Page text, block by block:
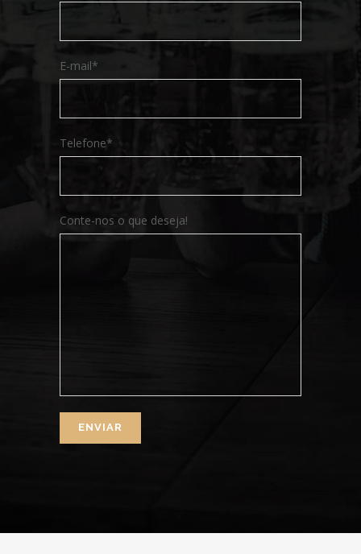
E-mail*
Telefone*
Conte-nos o que deseja!